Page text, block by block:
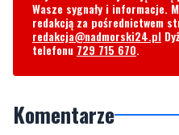
Komentarze
Ponawiam pytanie: czy